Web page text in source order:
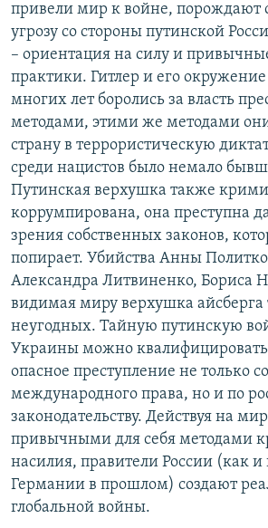
привели мир к войне, порождают
угрозу со стороны путинской
– ориентация на силу и
практики. Гитлер и его
многих лет боролись за власть
методами, этими же методами
страну в террористическую
среди нацистов было немало
Путинская верхушка также
коррумпирована, она преступна
зрения собственных законов,
попирает. Убийства Анны
Александра Литвиненко, Бориса
видимая миру верхушка айсберга
неугодных. Тайную путинскую
Украины можно квалифицировать
опасное преступление не только
международного права, но и по
законодательству. Действуя на
привычными для себя методами
насилия, правители России (как и
Германии в прошлом) создают
глобальной войны.